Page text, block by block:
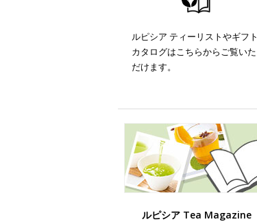
ルピシア ティーリストやギフト
カタログはこちらからご覧いた
だけます。
ルピシア Tea Magazine